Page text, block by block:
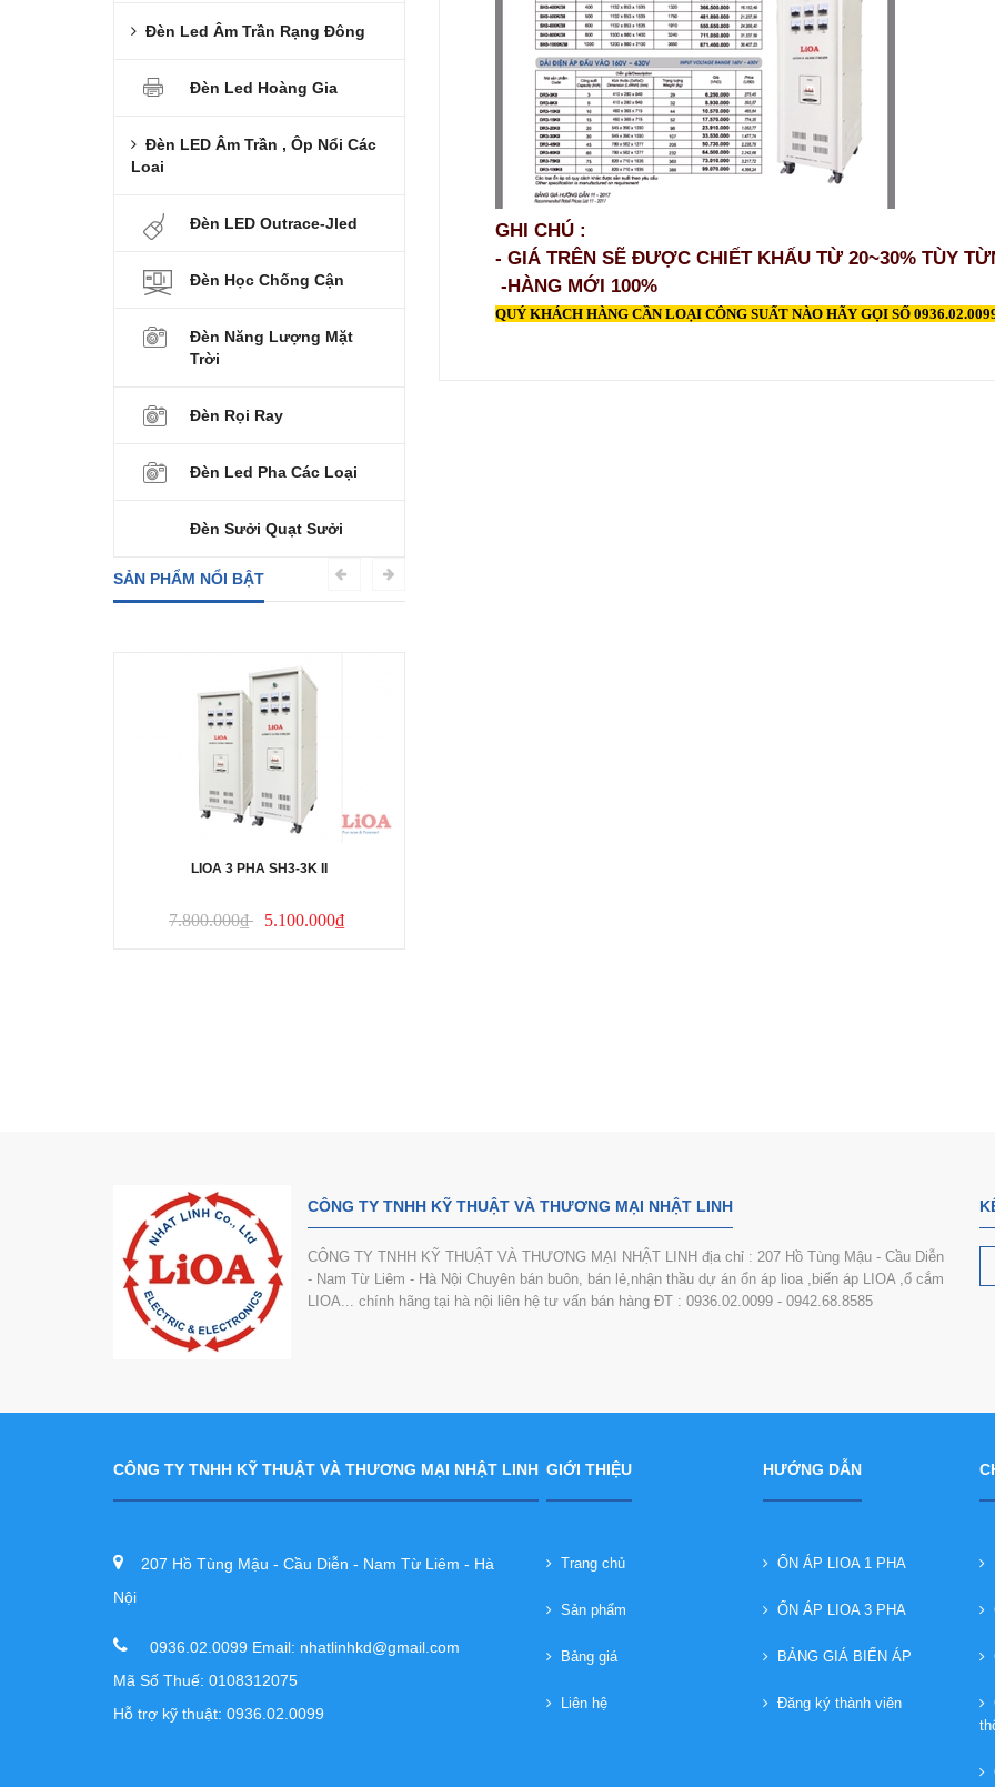
Đèn Led Âm Trần Rạng Đông
Đèn Led Hoàng Gia
Đèn LED Âm Trần , Ôp Nổi Các
Loai
Đèn LED Outrace-Jled
Đèn Học Chống Cận
Đèn Năng Lượng Mặt
Trời
Đèn Rọi Ray
Đèn Led Pha Các Loại
Đèn Sưởi Quạt Sưởi
SẢN PHẨM NỔI BẬT
LIOA 3 PHA SH3-3K II
7.800.000₫ 5.100.000₫
GHI CHÚ :
- GIÁ TRÊN SẼ ĐƯỢC CHIẾT KHẤU TỪ 20~30% TÙY
-HÀNG MỚI 100%
QUÝ KHÁCH HÀNG CẦN LOẠI CÔNG SUẤT NÀO HÃY GỌI SỐ
CÔNG TY TNHH KỸ THUẬT VÀ THƯƠNG MẠI NHẬT LINH
CÔNG TY TNHH KỸ THUẬT VÀ THƯƠNG MẠI NHẬT LINH địa chỉ : 207 Hồ Tùng Mậu - Cầu Diễn
- Nam Từ Liêm - Hà Nội Chuyên bán buôn, bán lẻ,nhận thầu dự án ổn áp lioa ,biến áp LIOA ,ổ cắm
LIOA... chính hãng tại hà nội liên hệ tư vấn bán hàng ĐT : 0936.02.0099 - 0942.68.8585
CÔNG TY TNHH KỸ THUẬT VÀ THƯƠNG MẠI NHẬT LINH
207 Hồ Tùng Mậu - Cầu Diễn - Nam Từ Liêm - Hà
Nội
0936.02.0099 Email: nhatlinhkd@gmail.com
Mã Số Thuế: 0108312075
Hỗ trợ kỹ thuật: 0936.02.0099
GIỚI THIỆU
Trang chủ
Sản phẩm
Bảng giá
Liên hệ
HƯỚNG DẪN
ỔN ÁP LIOA 1 PHA
ỔN ÁP LIOA 3 PHA
BẢNG GIÁ BIẾN ÁP
Đăng ký thành viên